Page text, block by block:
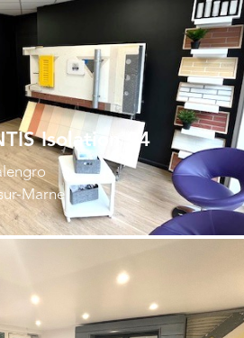
Isolation 94
Marne